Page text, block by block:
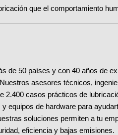
que el comportamiento
de 50 países y con 40 años de
asesores técnicos,
2.400 casos prácticos de
equipos de hardware para
soluciones permiten a tu
eficiencia y bajas emisiones.